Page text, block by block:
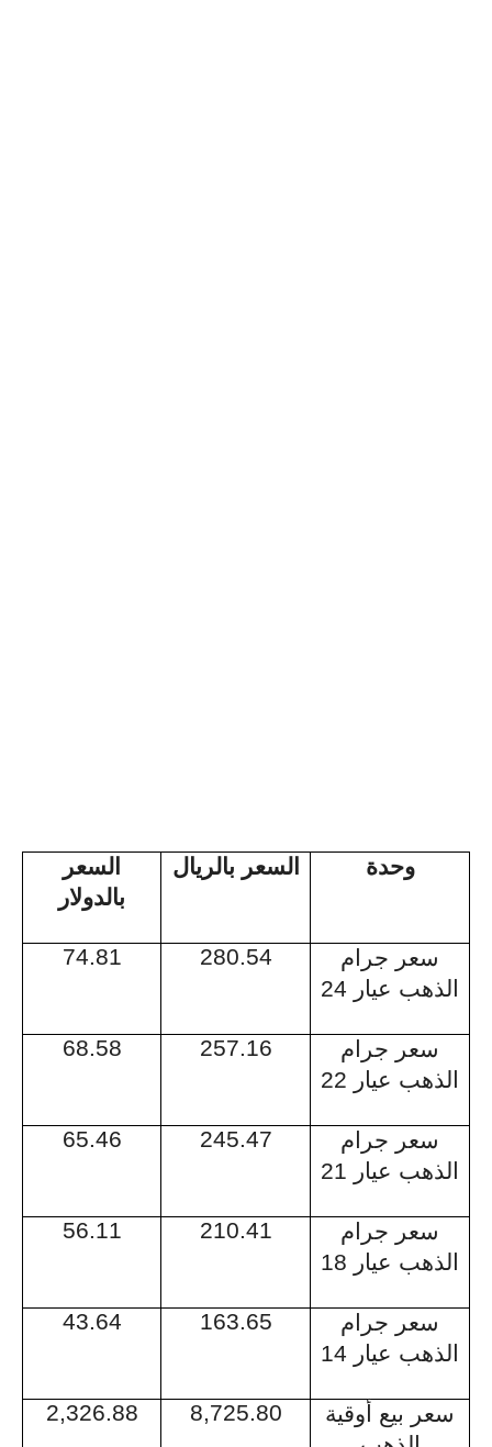
وحدة السعر بالريال
السعر
بالدولار
سعر جرام
الذهب عيار 24
280.54
74.81
سعر جرام
الذهب عيار 22
257.16
68.58
سعر جرام
الذهب عيار 21
245.47
65.46
سعر جرام
الذهب عيار 18
210.41
56.11
سعر جرام
الذهب عيار 14
163.65
43.64
سعر بيع أوقية
8,725.80
2,326.88